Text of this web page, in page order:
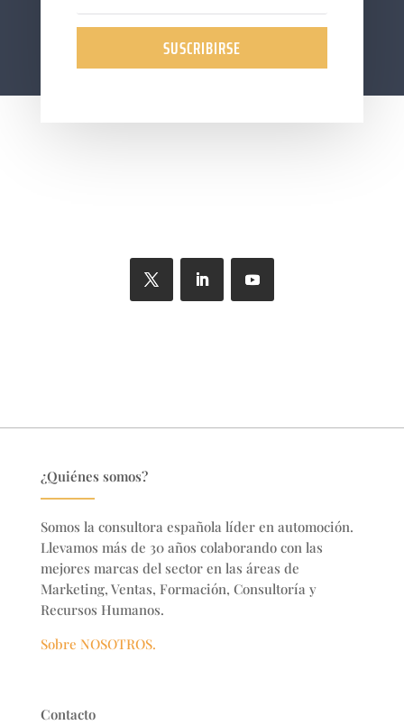
SUSCRIBIRSE
¿Quiénes somos?
Somos la consultora española líder en automoción.
Llevamos más de 30 años colaborando con las
mejores marcas del sector en las áreas de
Marketing, Ventas, Formación, Consultoría y
Recursos Humanos.
Sobre NOSOTROS.
Contacto